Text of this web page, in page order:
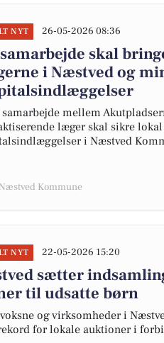
NYT 26-05-2026 08:36
skal
i Næstved og
mellem
læger skal sikre
i Næstved
Kommune
NYT 22-05-2026 15:20
sætter
til udsatte børn
og virksomheder i
for lokale auktioner i